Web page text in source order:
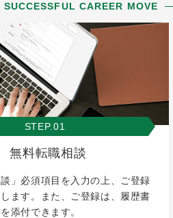
CAREER MOVE
STEP.01
無料転職相談
談」必須項目を入力の上、ご登録
ます。また、ご登録は、履歴書
添付できます。